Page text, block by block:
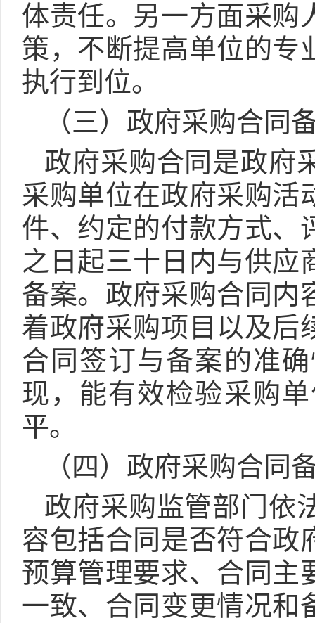
体责任。另一方面采购
策，不断提高单位的专
执行到位。
（三）政府采购合同
政府采购合同是政府
采购单位在政府采购活
件、约定的付款方式、
之日起三十日内与供应
备案。政府采购合同内
着政府采购项目以及后
合同签订与备案的准
现，能有效检验采购
平。
（四）政府采购合同
政府采购监管部门依
容包括合同是否符合政
预算管理要求、合同主
一致、合同变更情况和